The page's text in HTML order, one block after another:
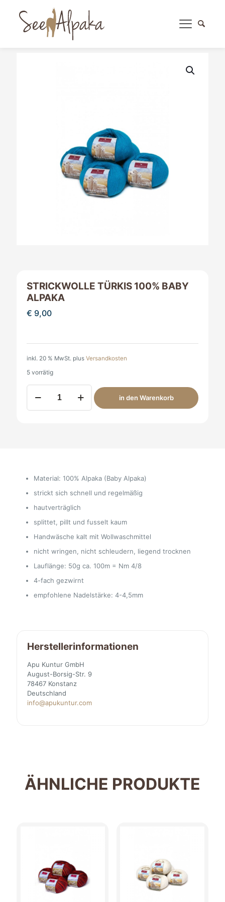
STRICKWOLLE TÜRKIS 100% BABY
ALPAKA
€ 9,00
inkl. 20 % MwSt. plus Versandkosten
5 vorrätig
Strickwolle
türkis
100%
in den Warenkorb
Material: 100% Alpaka (Baby Alpaka)
strickt sich schnell und regelmäßig
hautverträglich
splittet, pillt und fusselt kaum
Handwäsche kalt mit Wollwaschmittel
nicht wringen, nicht schleudern, liegend trocknen
Lauflänge: 50g ca. 100m = Nm 4/8
4-fach gezwirnt
empfohlene Nadelstärke: 4-4,5mm
Herstellerinformationen
Apu Kuntur GmbH
August-Borsig-Str. 9
78467 Konstanz
Deutschland
info@apukuntur.com
ÄHNLICHE PRODUKTE